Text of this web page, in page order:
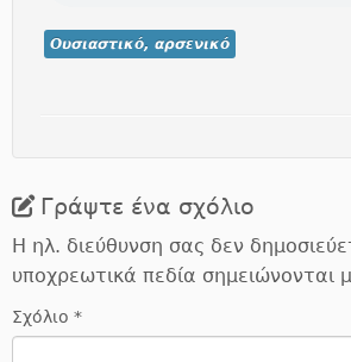
Ουσιαστικό, αρσενικό
Γράψτε ένα σχόλιο
Η ηλ. διεύθυνση σας δεν
υποχρεωτικά πεδία σημειώνονται
Σχόλιο *